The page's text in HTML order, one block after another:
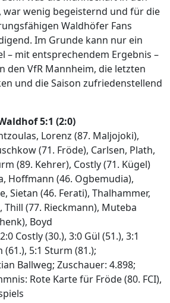
war wenig begeisternd und für die
Waldhöfer Fans
Im Grunde kann nur ein
– mit entsprechendem Ergebnis –
den VfR Mannheim, die letzten
und die Saison zufriedenstellend
5:1 (2:0)
Lorenz (87. Maljojoki),
(71. Fröde), Carlsen, Plath,
(89. Kehrer), Costly (71. Kügel)
Hoffmann (46. Ogbemudia),
Sietan (46. Ferati), Thalhammer,
Thill (77. Rieckmann), Muteba
Boyd
Costly (30.), 3:0 Gül (51.), 3:1
(61.), 5:1 Sturm (81.);
Ballweg; Zuschauer: 4.898;
Rote Karte für Fröde (80. FCI),